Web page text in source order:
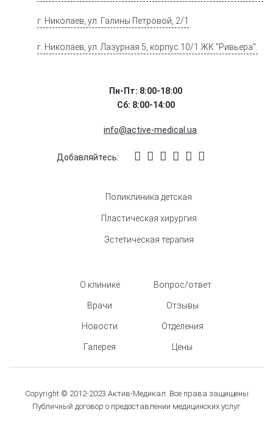
г. Николаев, ул. Галины Петровой, 2/1
г. Николаев, ул. Лазурная 5, корпус 10/1 ЖК "Ривьера".
Пн-Пт: 8:00-18:00
Сб: 8:00-14:00
info@active-medical.ua
Добавляйтесь:
Поликлиника детская
Пластическая хирургия
Эстетическая терапия
О клинике
Врачи
Новости
Галерея
Вопрос/ответ
Отзывы
Отделения
Цены
Copyright © 2012-2023 Актив-Медикал. Все права защищены
Публичный договор о предоставлении медицинских услуг